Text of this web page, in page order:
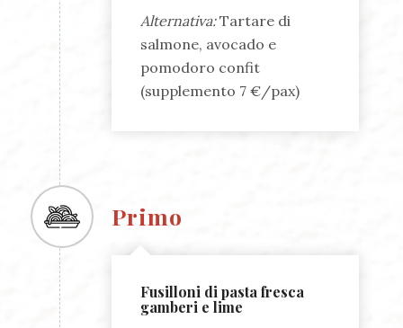
Alternativa:Tartare di
salmone, avocado e
pomodoro confit
(supplemento 7 €/pax)
Primo
Fusilloni di pasta fresca
gamberi e lime